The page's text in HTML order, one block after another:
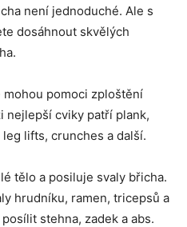
není jednoduché. Ale s
dosáhnout skvělých
pomoci zploštění
nejlepší cviky patří plank,
lifts, crunches a další.
tělo a posiluje svaly břicha.
hrudníku, ramen, tricepsů a
stehna, zadek a abs.